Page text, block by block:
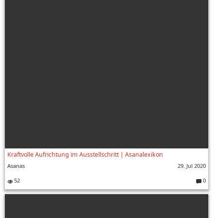
Kraftvolle Aufrichtung im Ausstellschritt | Asanalexikon
Asanas
29. Jul 2020
52
0